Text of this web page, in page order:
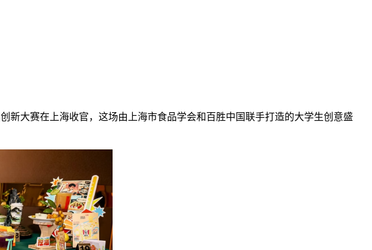
新大赛在上海收官，这场由上海市食品学会和百胜中国联手打造的大学生创意盛